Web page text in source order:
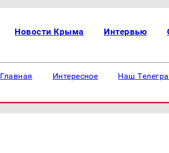
Новости Крыма Интервью
Главная Интересное Наш